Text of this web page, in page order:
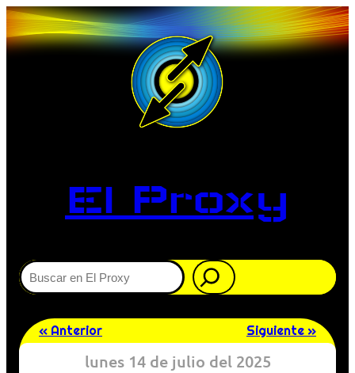
El Proxy
Buscar
« Anterior Siguiente »
lunes 14 de julio del 2025